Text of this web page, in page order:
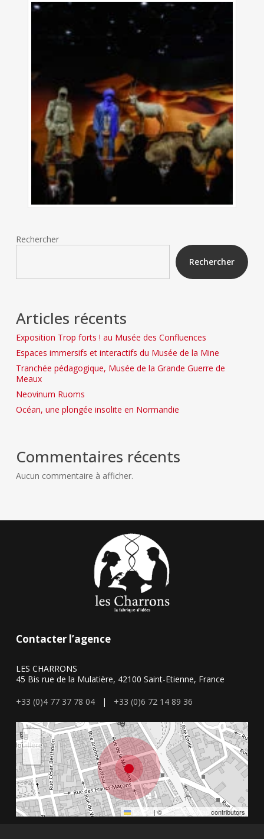
Rechercher
Rechercher
Articles récents
Exposition Trop forts ! au Musée des Confluences
Espaces immersifs et interactifs du Musée de la Mine
Tranchée pédagogique, Musée de la Grande Guerre de
Meaux
Neovinum Ruoms
Océan, une plongée insolite en Normandie
Commentaires récents
Aucun commentaire à afficher.
Contacter l’agence
LES CHARRONS
45 Bis rue de la Mulatière, 42100 Saint-Etienne, France
+33 (0)4 77 37 78 04| +33 (0)6 72 14 89 36
+
Leaflet |©OpenStreetMap contributors